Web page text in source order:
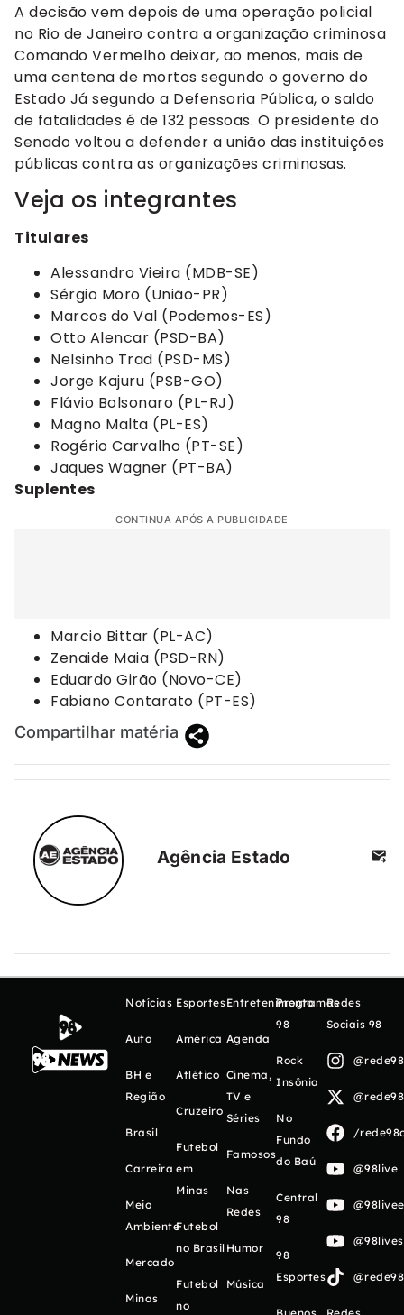
A decisão vem depois de uma operação policial
no Rio de Janeiro contra a organização criminosa
Comando Vermelho deixar, ao menos, mais de
uma centena de mortos segundo o governo do
Estado Já segundo a Defensoria Pública, o saldo
de fatalidades é de 132 pessoas. O presidente do
Senado voltou a defender a união das instituições
públicas contra as organizações criminosas.
Veja os integrantes
Titulares
Alessandro Vieira (MDB-SE)
Sérgio Moro (União-PR)
Marcos do Val (Podemos-ES)
Otto Alencar (PSD-BA)
Nelsinho Trad (PSD-MS)
Jorge Kajuru (PSB-GO)
Flávio Bolsonaro (PL-RJ)
Magno Malta (PL-ES)
Rogério Carvalho (PT-SE)
Jaques Wagner (PT-BA)
Suplentes
CONTINUA APÓS A PUBLICIDADE
Marcio Bittar (PL-AC)
Zenaide Maia (PSD-RN)
Eduardo Girão (Novo-CE)
Fabiano Contarato (PT-ES)
Compartilhar matéria
Agência Estado
Notícias
Auto
BH e
Região
Brasil
Carreira
Meio
Ambiente
Mercado
Minas
Esportes
América
Atlético
Cruzeiro
Futebol
em
Minas
Futebol
no Brasil
Futebol
no
Entretenimento
Agenda
Cinema,
TV e
Séries
Famosos
Nas
Redes
Humor
Música
Programas
98
Rock
Insônia
No
Fundo
do Baú
Central
98
98
Esportes
Redes
Sociais 98
/
@98live